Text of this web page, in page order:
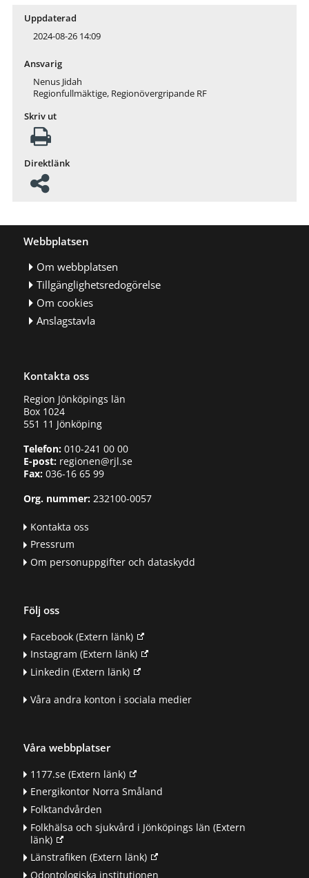
Uppdaterad
2024-08-26 14:09
Ansvarig
Nenus Jidah
Regionfullmäktige, Regionövergripande RF
Skriv ut
Direktlänk
Webbplatsen
Om webbplatsen
Tillgänglighetsredogörelse
Om cookies
Anslagstavla
Kontakta oss
Region Jönköpings län
Box 1024
551 11 Jönköping
Telefon:010-241 00 00
E-post:regionen@rjl.se
Fax: 036-16 65 99
Org. nummer:232100-0057
Kontakta oss
Pressrum
Om personuppgifter och dataskydd
Följ oss
Facebook(Extern länk)
Instagram (Extern länk)
Linkedin (Extern länk)
Våra andra konton i sociala medier
Våra webbplatser
1177.se(Extern länk)
Energikontor Norra Småland
Folktandvården
Folkhälsa och sjukvård i Jönköpings län (Extern
länk)
Länstrafiken (Extern länk)
Odontologiska institutionen